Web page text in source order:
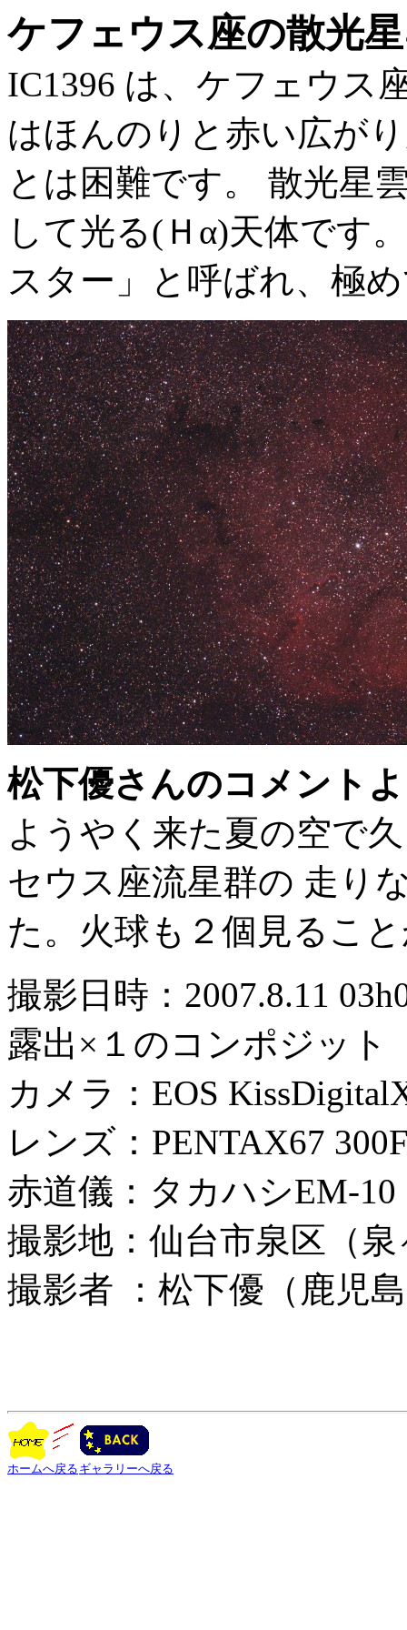
ケフェウス座の散光
IC1396 は、ケフェウス
はほんのりと赤い広が
とは困難です。 散光星
して光る(Ｈα)天体です
スター」と呼ばれ、極
松下優さんのコメント
ようやく来た夏の空で
セウス座流星群の 走り
た。火球も２個見るこ
撮影日時：2007.8.11
露出×１のコンポジット
カメラ：EOS
レンズ：PENTAX67
赤道儀：タカハシEM-
撮影地：仙台市泉区（
撮影者 ：松下優（鹿児
ホームへ戻る ギャラリーへ戻る